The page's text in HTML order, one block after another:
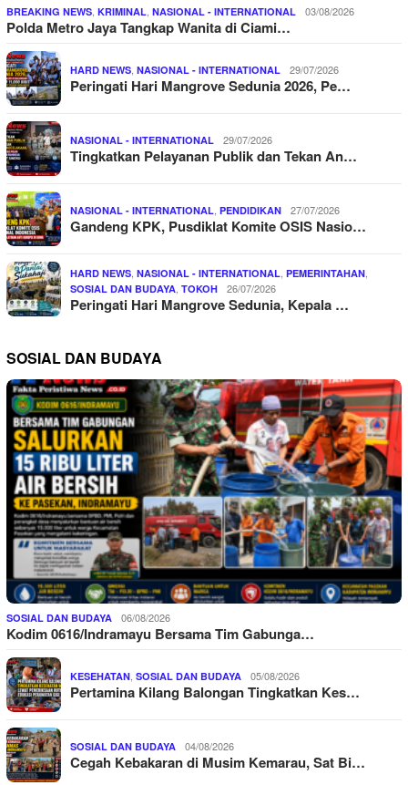
BREAKING NEWS KRIMINAL NASIONAL - INTERNATIONAL 03/08/2026
Polda Metro Jaya Tangkap Wanita di Ciami…
HARD NEWS NASIONAL - INTERNATIONAL 29/07/2026
Peringati Hari Mangrove Sedunia 2026, Pe…
NASIONAL - INTERNATIONAL 29/07/2026
Tingkatkan Pelayanan Publik dan Tekan An…
NASIONAL - INTERNATIONAL PENDIDIKAN 27/07/2026
Gandeng KPK, Pusdiklat Komite OSIS Nasio…
HARD NEWS NASIONAL - INTERNATIONAL PEMERINTAHAN
SOSIAL DAN BUDAYA TOKOH 26/07/2026
Peringati Hari Mangrove Sedunia, Kepala …
SOSIAL DAN BUDAYA
SOSIAL DAN BUDAYA 06/08/2026
Kodim 0616/Indramayu Bersama Tim Gabunga…
KESEHATAN SOSIAL DAN BUDAYA 05/08/2026
Pertamina Kilang Balongan Tingkatkan Kes…
SOSIAL DAN BUDAYA 04/08/2026
Cegah Kebakaran di Musim Kemarau, Sat Bi…